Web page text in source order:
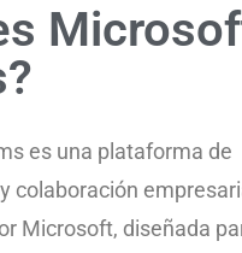
es una plataforma de
colaboración
Microsoft, diseñada